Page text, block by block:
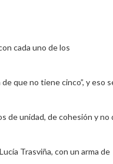
cada uno de los
que no tiene cinco”, y eso
de unidad, de cohesión y no
Trasviña, con un arma de